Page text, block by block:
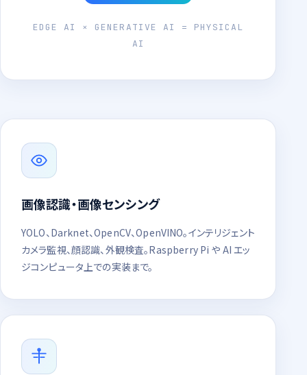
EDGE AI × GENERATIVE AI = PHYSICAL
AI
画像認識・画像センシング
YOLO、Darknet、OpenCV、OpenVINO。インテリジェント
カメラ監視、顔認識、外観検査。Raspberry Pi や AI エッ
ジコンピュータ上での実装まで。